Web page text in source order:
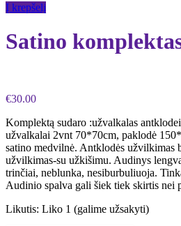
Į krepšelį
Satino
€30.00
Komplektą sudaro :užvalkalas
užvalkalai 2vnt 70*70cm, paklodė
satino medvilnė. Antklodės užvilkimas
užvilkimas-su užkišimu. Audinys
trinčiai, neblunka, nesiburbuliuoja.
Audinio spalva gali šiek tiek skirtis nei
Likutis: Liko 1 (galime užsakyti)